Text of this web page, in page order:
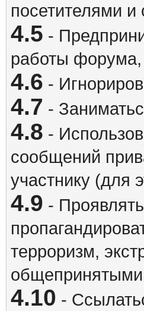
посетителями
4.5 -
работы форума,
4.6 -
4.7 -
4.8 -
сообщений
участнику (для
4.9 -
терроризм,
4.10 -